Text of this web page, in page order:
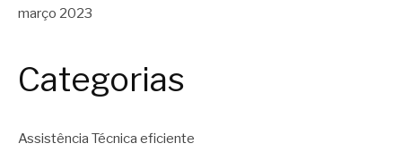
março 2023
Categorias
Assistência Técnica eficiente